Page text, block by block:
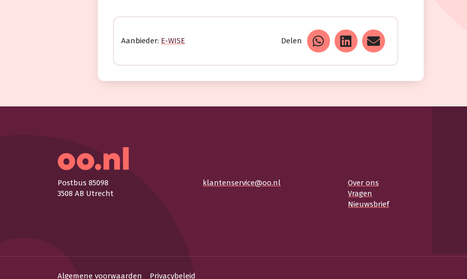
Aanbieder: E-WISE Delen
Postbus 85098
3508 AB Utrecht
klantenservice@oo.nl
Over ons
Vragen
Nieuwsbrief
Algemene voorwaarden Privacybeleid